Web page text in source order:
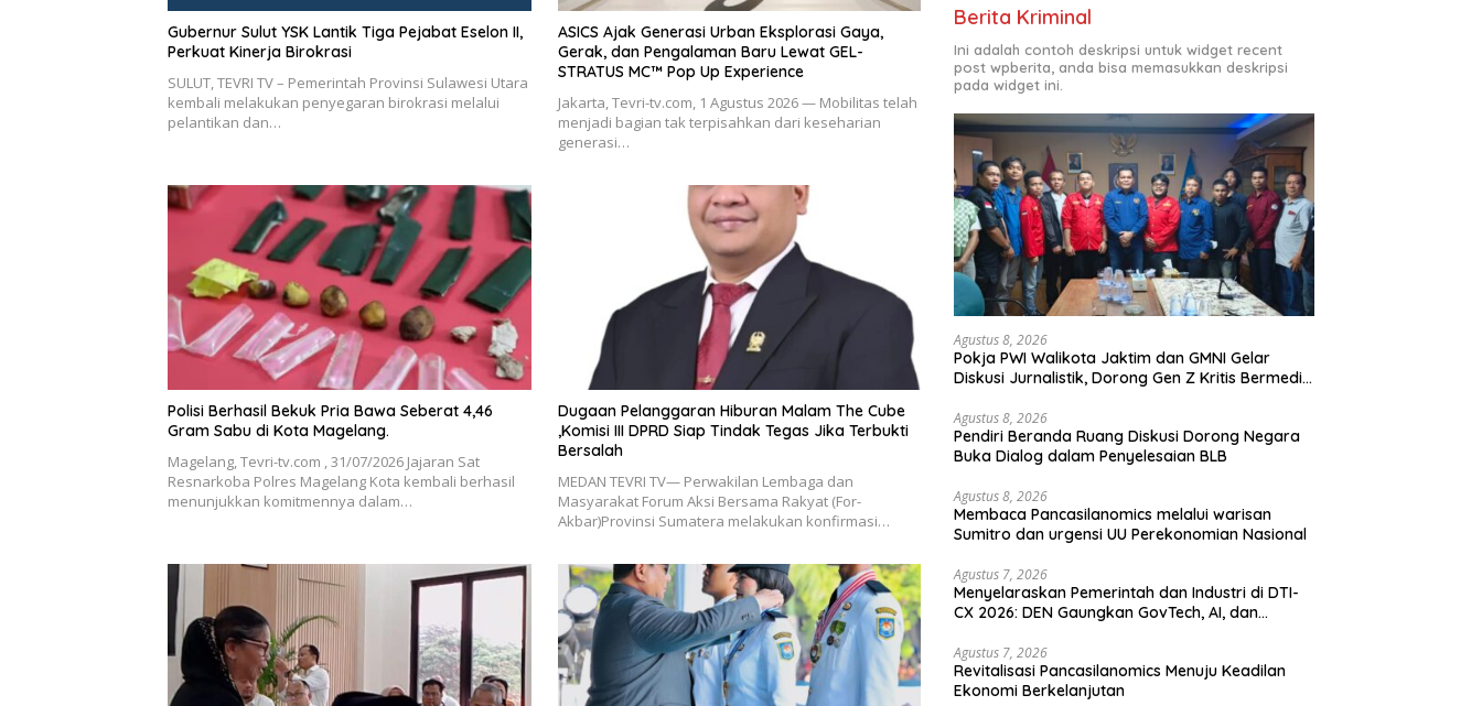
Gubernur Sulut YSK Lantik Tiga Pejabat Eselon II,
Perkuat Kinerja Birokrasi
SULUT, TEVRI TV – Pemerintah Provinsi Sulawesi Utara
kembali melakukan penyegaran birokrasi melalui
pelantikan dan…
ASICS Ajak Generasi Urban Eksplorasi Gaya,
Gerak, dan Pengalaman Baru Lewat GEL-
STRATUS MC™ Pop Up Experience
Jakarta, Tevri-tv.com, 1 Agustus 2026 — Mobilitas telah
menjadi bagian tak terpisahkan dari keseharian
generasi…
Polisi Berhasil Bekuk Pria Bawa Seberat 4,46
Gram Sabu di Kota Magelang.
Magelang, Tevri-tv.com , 31/07/2026 Jajaran Sat
Resnarkoba Polres Magelang Kota kembali berhasil
menunjukkan komitmennya dalam…
Dugaan Pelanggaran Hiburan Malam The Cube
,Komisi III DPRD Siap Tindak Tegas Jika Terbukti
Bersalah
MEDAN TEVRI TV— Perwakilan Lembaga dan
Masyarakat Forum Aksi Bersama Rakyat (For-
Akbar)Provinsi Sumatera melakukan konfirmasi…
Berita Kriminal
Ini adalah contoh deskripsi untuk widget recent
post wpberita, anda bisa memasukkan deskripsi
pada widget ini.
Agustus 8, 2026
Pokja PWI Walikota Jaktim dan GMNI Gelar
Diskusi Jurnalistik, Dorong Gen Z Kritis Bermedia
Agustus 8, 2026
Pendiri Beranda Ruang Diskusi Dorong Negara
Buka Dialog dalam Penyelesaian BLB
Agustus 8, 2026
Membaca Pancasilanomics melalui warisan
Sumitro dan urgensi UU Perekonomian Nasional
Agustus 7, 2026
Menyelaraskan Pemerintah dan Industri di DTI-
CX 2026: DEN Gaungkan GovTech, AI, dan
Kompetitif
Agustus 7, 2026
Revitalisasi Pancasilanomics Menuju Keadilan
Ekonomi Berkelanjutan